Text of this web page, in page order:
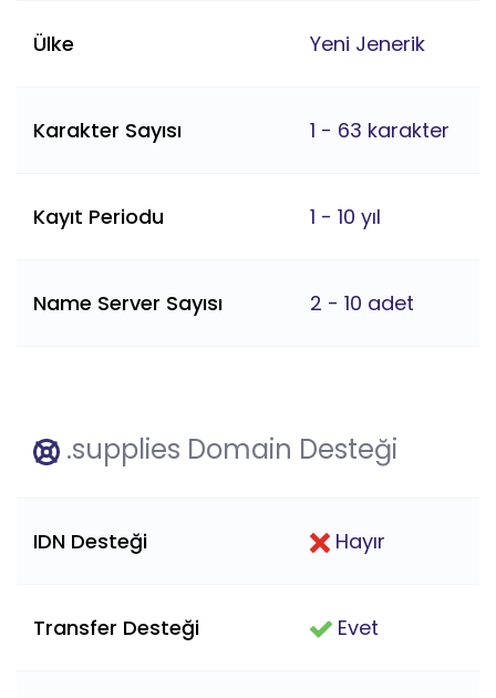
Ülke Yeni Jenerik
Karakter Sayısı 1 - 63 karakter
Kayıt Periodu 1 - 10 yıl
Name Server Sayısı 2 - 10 adet
.supplies Domain Desteği
IDN Desteği Hayır
Transfer Desteği Evet